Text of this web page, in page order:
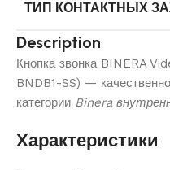
ТИП КОНТАКТНЫХ
Description
Кнопка звонка BINERA
BNDB1-SS) —
категории Binera
Характеристики